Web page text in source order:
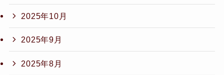
2025年10月
2025年9月
2025年8月